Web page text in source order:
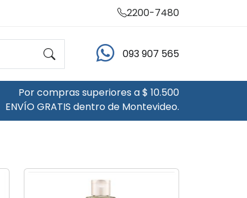
2200-7480
093 907 565
Por compras superiores a $ 10.500
ENVÍO GRATIS dentro de Montevideo.